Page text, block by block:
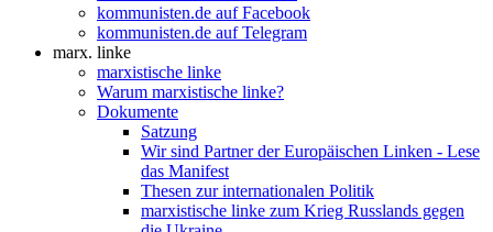
kommunisten.de auf Facebook
kommunisten.de auf Telegram
marx. linke
marxistische linke
Warum marxistische linke?
Dokumente
Satzung
Wir sind Partner der Europäischen Linken - Lese
das Manifest
Thesen zur internationalen Politik
marxistische linke zum Krieg Russlands gegen